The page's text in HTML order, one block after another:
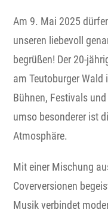
Am 9. Mai 2025
unseren liebevoll
begrüßen! Der 20-
am Teutoburger
Bühnen, Festivals
umso besonderer ist
Atmosphäre.
Mit einer Mischung
Coverversionen
Musik verbindet